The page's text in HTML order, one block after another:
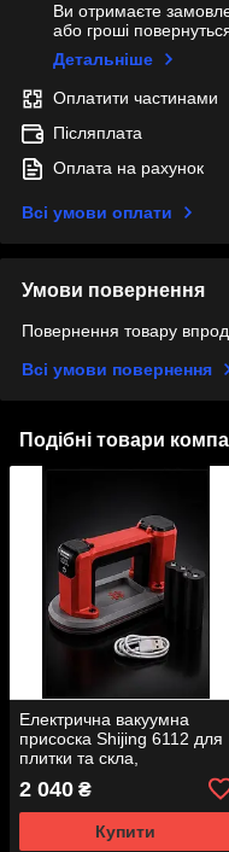
Ви отримаєте
або гроші
Детальніше
Оплатити частинами
Післяплата
Оплата на рахунок
Всі умови оплати
Умови повернення
Повернення товару
Всі умови повернення
Подібні товари
Електрична вакуумна
присоска Shijing 6112 для
плитки та скла,
акумулятори
2 040 ₴
Купити